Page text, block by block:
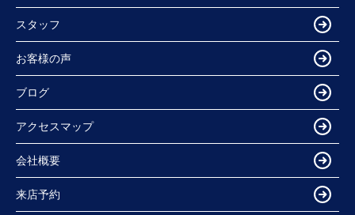
スタッフ
お客様の声
ブログ
アクセスマップ
会社概要
来店予約